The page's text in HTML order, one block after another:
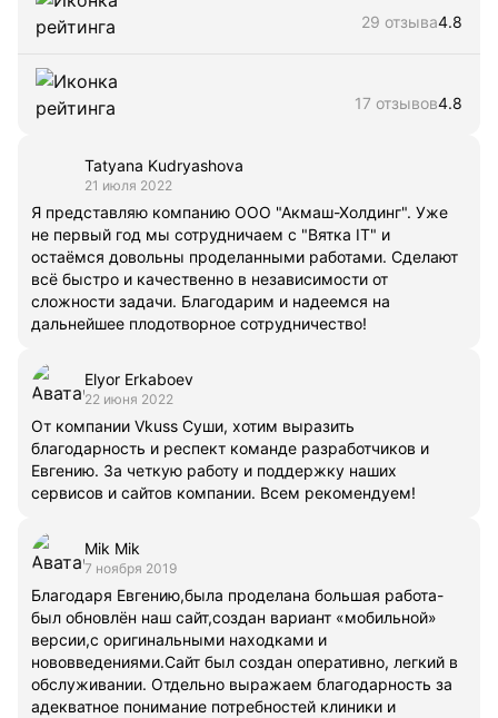
29 отзыва4.8
17 отзывов4.8
Tatyana Kudryashova
21 июля 2022
Я представляю компанию ООО "Акмаш-Холдинг". Уже
не первый год мы сотрудничаем с "Вятка IT" и
остаёмся довольны проделанными работами. Сделают
всё быстро и качественно в независимости от
сложности задачи. Благодарим и надеемся на
дальнейшее плодотворное сотрудничество!
Elyor Erkaboev
22 июня 2022
От компании Vkuss Суши, хотим выразить
благодарность и респект команде разработчиков и
Евгению. За четкую работу и поддержку наших
сервисов и сайтов компании. Всем рекомендуем!
Mik Mik
7 ноября 2019
Благодаря Евгению,была проделана большая работа-
был обновлён наш сайт,создан вариант «мобильной»
версии,с оригинальными находками и
нововведениями.Сайт был создан оперативно, легкий в
обслуживании. Отдельно выражаем благодарность за
адекватное понимание потребностей клиники и